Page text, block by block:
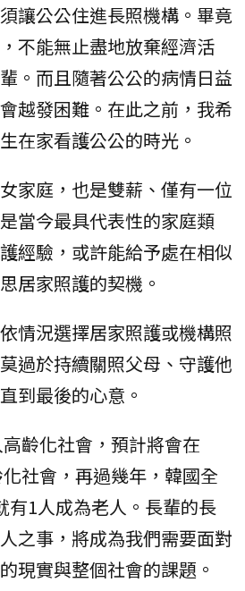
讓公公住進長照機構。畢竟
不能無止盡地放棄經濟活
。而且隨著公公的病情日益
越發困難。在此之前，我希
在家看護公公的時光。
家庭，也是雙薪、僅有一位
當今最具代表性的家庭類
經驗，或許能給予處在相似
居家照護的契機。
情況選擇居家照護或機構照
過於持續關照父母、守護他
到最後的心意。
齡化社會，預計將會在
社會，再過幾年，韓國全
有1人成為老人。長輩的長
之事，將成為我們需要面對
現實與整個社會的課題。